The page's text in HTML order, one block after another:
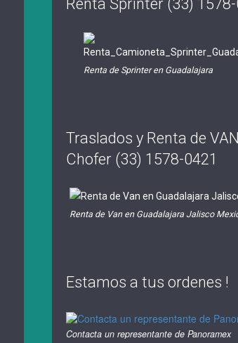
Renta Sprinter (33) 1578-
Renta de Sprinter en Guadalajara
Traslados y Renta de
Chofer (33) 1578-0421
Renta de Van en Guadalajara Jalisco
Estamos a tus ordenes !
Contacta un representante de Panoramex